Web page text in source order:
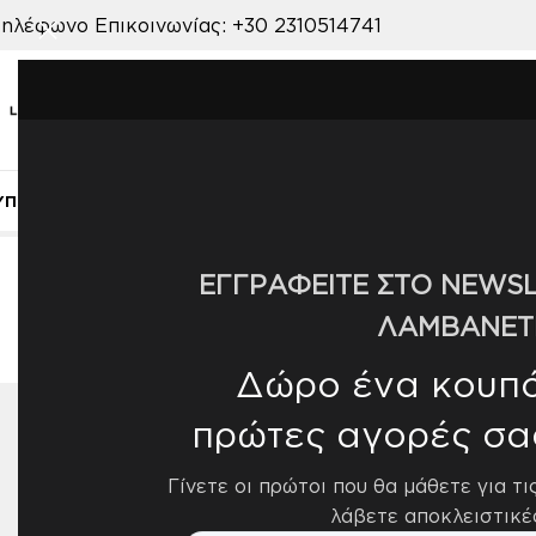
ΕΓΓΡΑΦΕΙΤΕ ΣΤΟ
Δώρο ένα
πρώτες αγορές
Γίνετε οι πρώτοι που θα μάθετε για
λάβετε
Επικοινωνίας: +30 2310514741
Αρχική σελίδα
ΔΙΑΘΕΣΙΜΌΤΗΤΑ
Διαθέσιμο από 4-10 ημέρες 25